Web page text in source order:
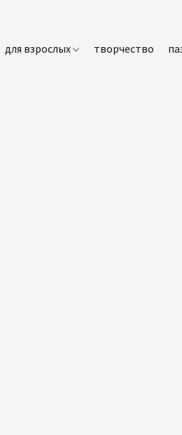
для взрослых творчество